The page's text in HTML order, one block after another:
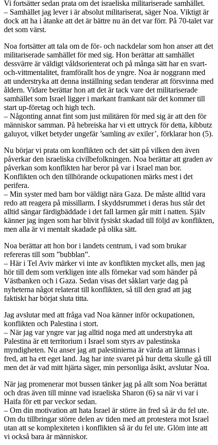
Vi fortsätter sedan prata om det israeliska militariserade samhället.
– Samhället jag lever i är absolut militariserat, säger Noa. Viktigt är
dock att ha i åtanke att det är bättre nu än det var förr. På 70-talet var
det som värst.
Noa fortsätter att tala om de för- och nackdelar som hon anser att det
militariserade samhället för med sig. Hon berättar att samhället
dessvärre är väldigt våldsorienterat och på många sätt har en svart-
och-vittmentalitet, framförallt hos de yngre. Noa är noggrann med
att understryka att denna inställning sedan tenderar att försvinna med
åldern. Vidare berättar hon att det är tack vare det militariserade
samhället som Israel ligger i markant framkant när det kommer till
start up-företag och high tech.
– Någonting annat fint som just militären för med sig är att den för
människor samman. På hebreiska har vi ett uttryck för detta, kibbutz
galuyot, vilket betyder ungefär ’samling av exiler’, förklarar hon (5).
Nu börjar vi prata om konflikten och det sätt på vilken den även
påverkar den israeliska civilbefolkningen. Noa berättar att graden av
påverkan som konflikten har beror på var i Israel man bor.
Konflikten och den tillhörande ockupationen märks mest i det
perifera.
– Min syster med barn bor väldigt nära Gaza. De måste alltid vara
redo att reagera på missillarm. I skyddsrummet i deras hus står det
alltid sängar färdigbäddade i det fall larmen går mitt i natten. Själv
känner jag ingen som har blivit fysiskt skadad till följd av konflikten,
men alla är vi mentalt skadade på olika sätt.
Noa berättar att hon bor i landets centrum, i vad som brukar
refereras till som ”bubblan”.
– Här i Tel Aviv märker vi inte av konflikten mycket alls, men jag
hör till dem som verkligen inte alls förnekar vad som händer på
Västbanken och i Gaza. Sedan visas det såklart varje dag på
nyheterna något relaterat till konflikten, så till den grad att jag
faktiskt har börjat sluta titta.
Jag avslutar med att fråga vad Noa känner inför ockupationen,
konflikten och Palestina i stort.
– När jag var yngre var jag alltid noga med att understryka att
Palestina är ett territorium i Israel som styrs av palestinska
myndigheten. Nu anser jag att palestinierna är värda att lämnas i
fred, att ha ett eget land. Jag har inte svaret på hur detta skulle gå till
men det är vad mitt hjärta säger, min personliga åsikt, avslutar Noa.
När jag promenerar mot bussen tänker jag på allt som Noa berättat
och dras även till minne vad israeliska Sharon (6) sa när vi var i
Haifa för ett par veckor sedan.
– Om din motivation att hata Israel är större än fred så är du fel ute.
Om du tillbringar större delen av tiden med att protestera mot Israel
utan att se komplexiteten i konflikten så är du fel ute. Glöm inte att
vi också bara är människor.